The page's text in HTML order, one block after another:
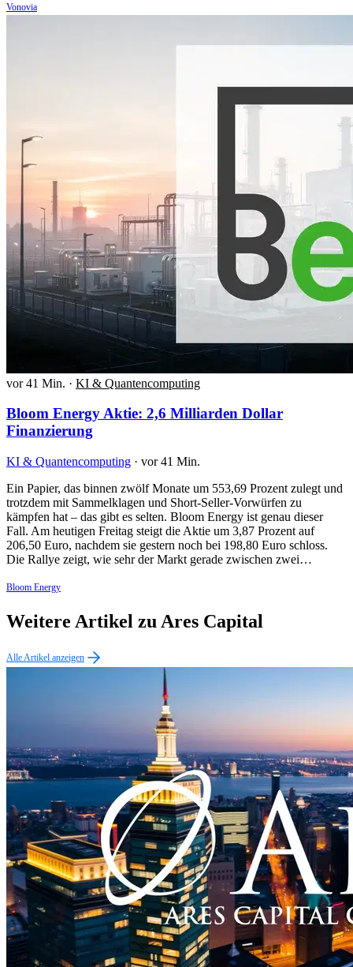
Vonovia
vor 41 Min. · KI & Quantencomputing
Bloom Energy Aktie: 2,6 Milliarden Dollar
Finanzierung
KI & Quantencomputing · vor 41 Min.
Ein Papier, das binnen zwölf Monate um 553,69 Prozent zulegt und
trotzdem mit Sammelklagen und Short-Seller-Vorwürfen zu
kämpfen hat – das gibt es selten. Bloom Energy ist genau dieser
Fall. Am heutigen Freitag steigt die Aktie um 3,87 Prozent auf
206,50 Euro, nachdem sie gestern noch bei 198,80 Euro schloss.
Die Rallye zeigt, wie sehr der Markt gerade zwischen zwei…
Bloom Energy
Weitere Artikel zu Ares Capital
Alle Artikel anzeigen